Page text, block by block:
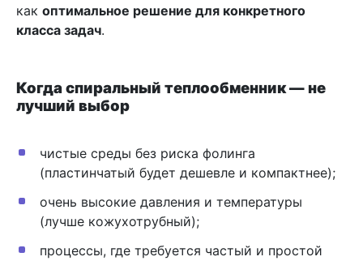
как оптимальное решение для конкретного
класса задач.
Когда спиральный теплообменник — не
лучший выбор
чистые среды без риска фолинга
(пластинчатый будет дешевле и компактнее);
очень высокие давления и температуры
(лучше кожухотрубный);
процессы, где требуется частый и простой